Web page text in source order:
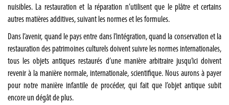
nuisibles. La restauration et la réparation n’utilisent que le plâtre et certains
autres matières additives, suivant les normes et les formules.
Dans l’avenir, quand le pays entre dans l’intégration, quand la conservation et la
restauration des patrimoines culturels doivent suivre les normes internationales,
tous les objets antiques restaurés d’une manière arbitraire jusqu’ici doivent
revenir à la manière normale, internationale, scientifique. Nous aurons à payer
pour notre manière infantile de procéder, qui fait que l’objet antique subit
encore un dégât de plus.